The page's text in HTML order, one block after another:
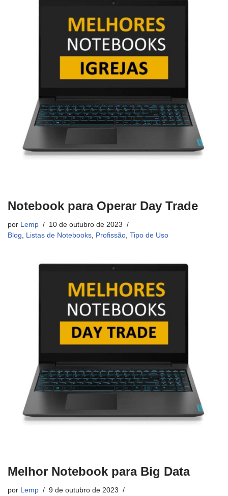
Notebook para Operar Day Trade
por Lemp
10 de outubro de 2023
Blog, Listas de Notebooks, Profissão, Tipo de Uso
Melhor Notebook para Big Data
por Lemp
9 de outubro de 2023